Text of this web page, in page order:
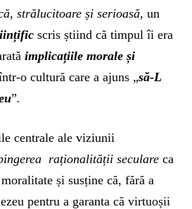
strălucitoare și serioasă, un
scris știind că timpul îi era
implicațiile morale și
o cultură care a ajuns „să-L
”.
centrale ale viziunii
raționalității seculare ca
și susține că, fără a
pentru a garanta că virtuoșii